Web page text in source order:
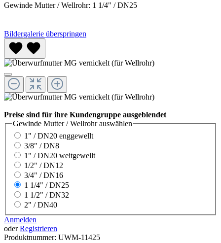
Gewinde Mutter / Wellrohr: 1 1/4" / DN25
Bildergalerie überspringen
Preise sind für ihre Kundengruppe ausgeblendet
Gewinde Mutter / Wellrohrauswählen
1" / DN20 enggewellt
3/8" / DN8
1" / DN20 weitgewellt
1/2" / DN12
3/4" / DN16
1 1/4" / DN25
1 1/2" / DN32
2" / DN40
Anmelden
oderRegistrieren
Produktnummer: UWM-11425